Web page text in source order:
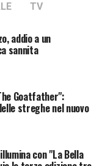
TV
addio a un
sannita
Goatfather":
streghe nel nuovo
con "La Bella